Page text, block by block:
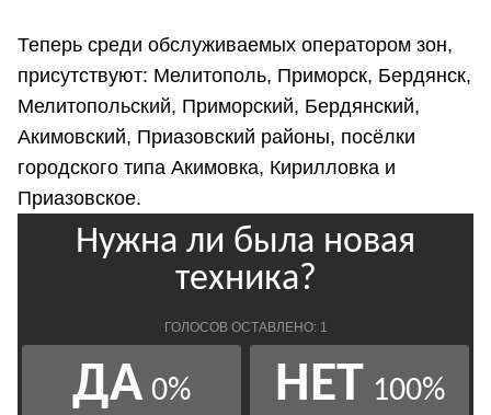
Теперь среди обслуживаемых оператором зон,
присутствуют: Мелитополь, Приморск, Бердянск,
Мелитопольский, Приморский, Бердянский,
Акимовский, Приазовский районы, посёлки
городского типа Акимовка, Кирилловка и
Приазовское.